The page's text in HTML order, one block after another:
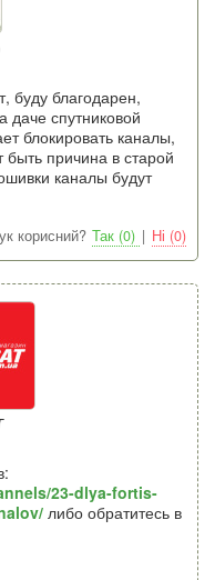
буду благодарен,
даче спутниковой
блокировать каналы,
причина в старой
каналы будут
корисний? Так (0) | Ні (0)
23-dlya-fortis-
либо обратитесь в